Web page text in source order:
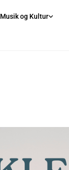
Musik og Kultur